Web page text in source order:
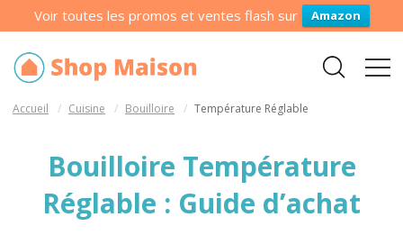
Voir toutes les promos et ventes flash sur Amazon
Accueil Cuisine Bouilloire Température Réglable
Bouilloire Température
Réglable : Guide d’achat